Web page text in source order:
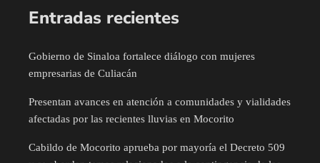
Entradas recientes
Gobierno de Sinaloa fortalece diálogo con mujeres
empresarias de Culiacán
Presentan avances en atención a comunidades y vialidades
afectadas por las recientes lluvias en Mocorito
Cabildo de Mocorito aprueba por mayoría el Decreto 509